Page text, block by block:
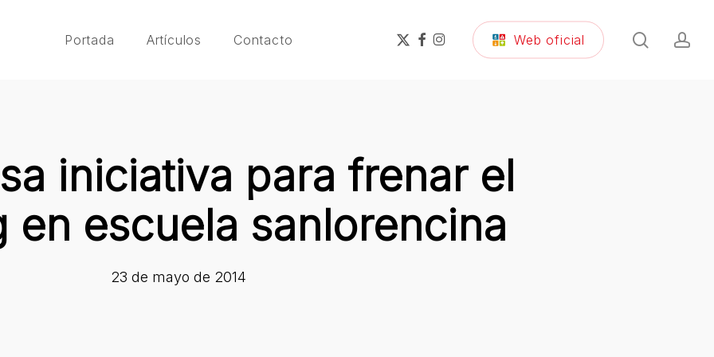
Portada Artículos Contacto
x-
twitter
facebook
instagram Web oficial search
iniciativa para frenar el
en escuela sanlorencina
23 de mayo de 2014